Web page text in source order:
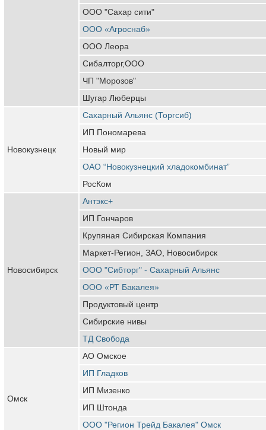
ООО "Сахар сити"
ООО «Агроснаб»
ООО Леора
Сибалторг,ООО
ЧП "Морозов"
Шугар Люберцы
Новокузнецк
Сахарный Альянс (Торгсиб)
ИП Пономарева
Новый мир
ОАО “Новокузнецкий хладокомбинат”
РосКом
Новосибирск
Антэкс+
ИП Гончаров
Крупяная Сибирская Компания
Маркет-Регион, ЗАО, Новосибирск
ООО "Сибторг" - Сахарный Альянс
ООО «РТ Бакалея»
Продуктовый центр
Сибирские нивы
ТД Свобода
Омск
АО Омское
ИП Гладков
ИП Мизенко
ИП Штонда
ООО "Регион Трейд Бакалея" Омск